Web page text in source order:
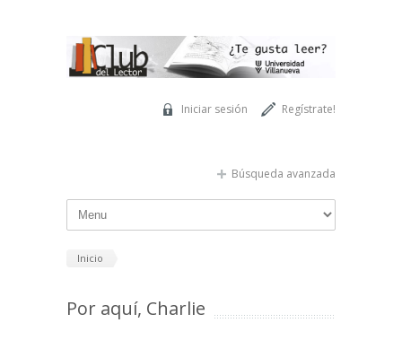
Regístrate!
Iniciar sesión
Búsqueda avanzada
Inicio
Por aquí, Charlie